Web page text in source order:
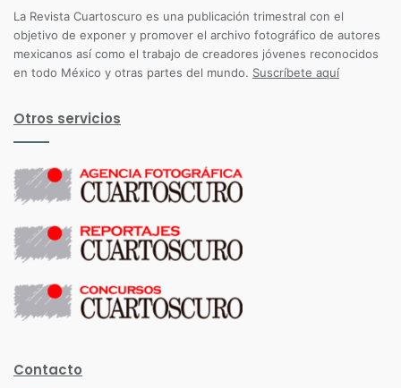
La Revista Cuartoscuro es una publicación trimestral con el
objetivo de exponer y promover el archivo fotográfico de autores
mexicanos así como el trabajo de creadores jóvenes reconocidos
en todo México y otras partes del mundo. Suscríbete aquí
Otros servicios
Contacto